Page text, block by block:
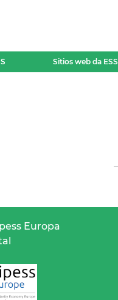
Sitios web da ESS
Europa